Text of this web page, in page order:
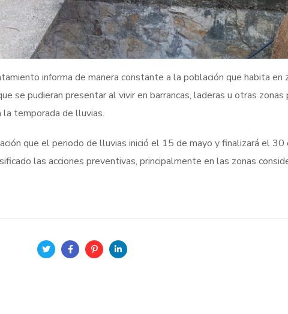
informa de manera constante a la población que habita en
se pudieran presentar al vivir en barrancas, laderas u otras zonas
la temporada de lluvias.
que el periodo de lluvias inició el 15 de mayo y finalizará el 30
las acciones preventivas, principalmente en las zonas